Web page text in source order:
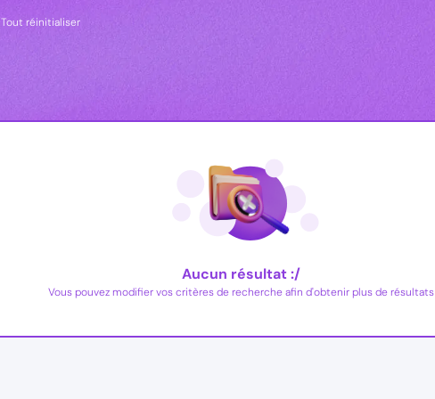
Tout réinitialiser
Aucun résultat :/
Vous pouvez modifier vos critères de recherche afin d'obtenir plus de résultats